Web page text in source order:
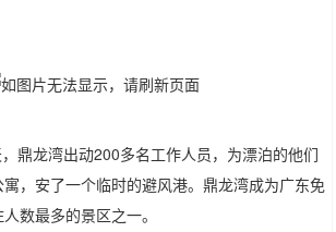
鼎龙湾出动200多名工作人员，为漂泊的他们
，安了一个临时的避风港。鼎龙湾成为广东免
数最多的景区之一。